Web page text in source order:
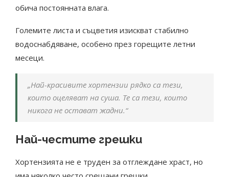
обича постоянната влага.
Големите листа и съцветия изискват стабилно
водоснабдяване, особено през горещите летни
месеци.
„Най-красивите хортензии рядко са тези,
които оцеляват на суша. Те са тези, които
никога не остават жадни.“
Най-честите грешки
Хортензията не е труден за отглеждане храст, но